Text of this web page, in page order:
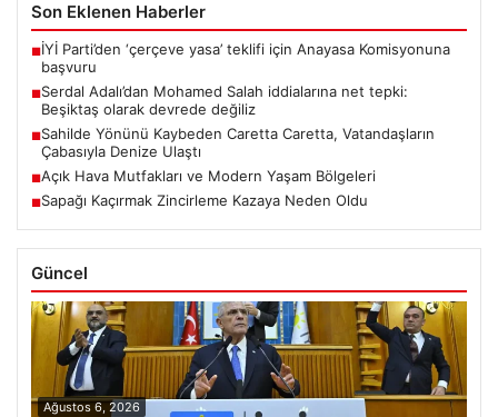
Son Eklenen Haberler
■İYİ Parti’den ‘çerçeve yasa’ teklifi için Anayasa Komisyonuna
başvuru
■Serdal Adalı’dan Mohamed Salah iddialarına net tepki:
Beşiktaş olarak devrede değiliz
■Sahilde Yönünü Kaybeden Caretta Caretta, Vatandaşların
Çabasıyla Denize Ulaştı
■Açık Hava Mutfakları ve Modern Yaşam Bölgeleri
■Sapağı Kaçırmak Zincirleme Kazaya Neden Oldu
Güncel
Ağustos 6, 2026